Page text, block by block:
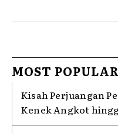
MOST POPULAR
Kisah Perjuangan
Kenek Angkot